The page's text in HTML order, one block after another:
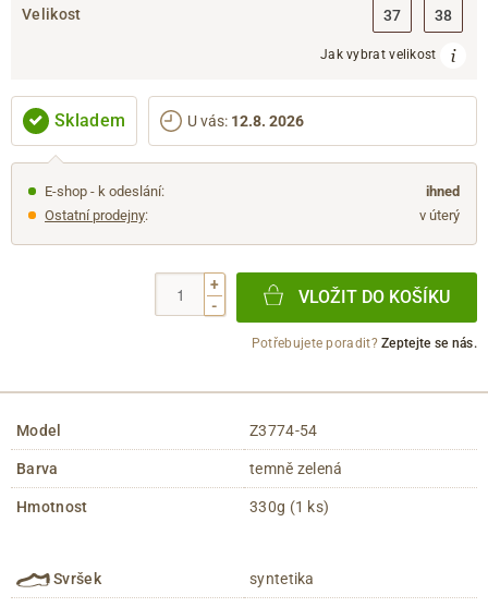
Velikost 37 38
Jak vybrat velikost
Skladem U vás: 12.8. 2026
E-shop - k odeslání:
ihned
Ostatní prodejny: v úterý
+
-
VLOŽIT DO KOŠÍKU
Potřebujete poradit?Zeptejte se nás.
Model Z3774-54
Barva temně zelená
Hmotnost 330g (1 ks)
Svršek syntetika